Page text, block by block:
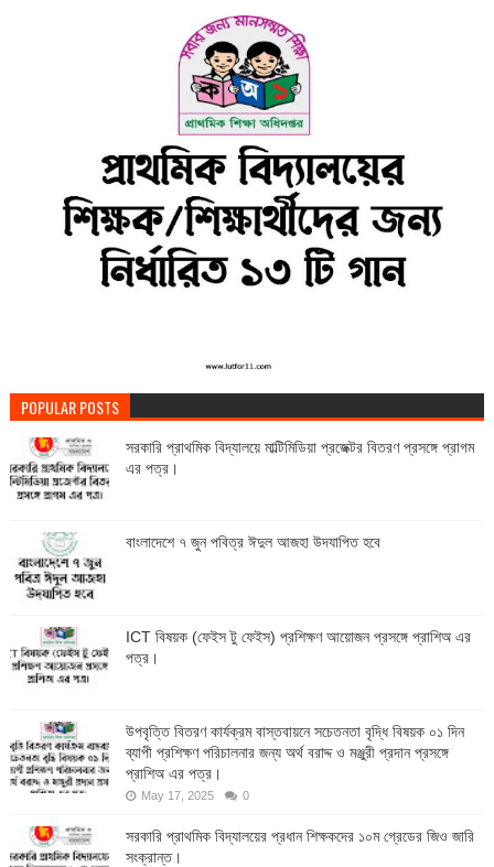
POPULAR POSTS
সরকারি প্রাথমিক বিদ্যালয়ে মাল্টিমিডিয়া প্রজেক্টর বিতরণ প্রসঙ্গে প্রাগম
এর পত্র।
বাংলাদেশে ৭ জুন পবিত্র ঈদুল আজহা উদযাপিত হবে
ICT বিষয়ক (ফেইস টু ফেইস) প্রশিক্ষণ আয়োজন প্রসঙ্গে প্রাশিঅ এর
পত্র।
উপবৃত্তি বিতরণ কার্যক্রম বাস্তবায়নে সচেতনতা বৃদ্ধি বিষয়ক ০১ দিন
ব্যাপী প্রশিক্ষণ পরিচালনার জন্য অর্থ বরাদ্দ ও মঞ্জুরী প্রদান প্রসঙ্গে
প্রাশিঅ এর পত্র।
May 17, 2025 0
সরকারি প্রাথমিক বিদ্যালয়ের প্রধান শিক্ষকদের ১০ম গ্রেডের জিও জারি
সংক্রান্ত।